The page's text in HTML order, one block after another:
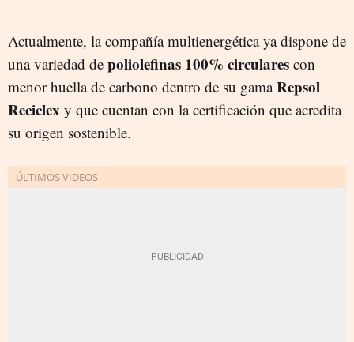
Actualmente, la compañía multienergética ya dispone de
una variedad de poliolefinas 100% circulares con
menor huella de carbono dentro de su gamaRepsol
Reciclex y que cuentan con la certificación que acredita
su origen sostenible.